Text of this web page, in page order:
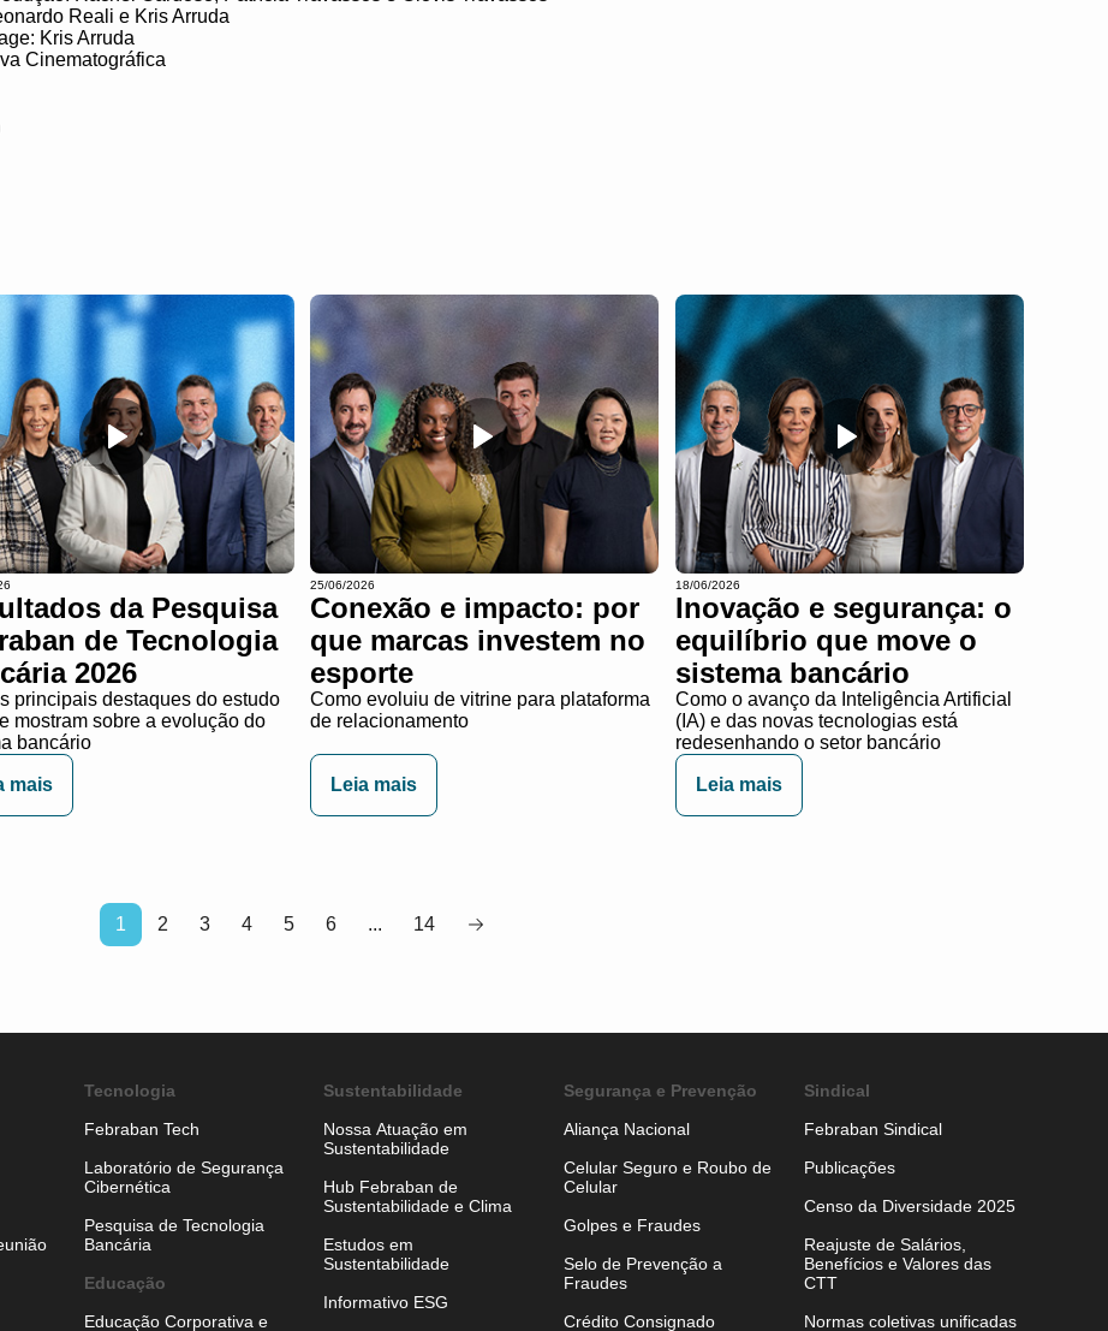
Reali e Kris Arruda
Kris Arruda
Cinematográfica
da Pesquisa
de Tecnologia
2026
principais destaques do estudo
mostram sobre a evolução do
bancário
mais
25/06/2026
Conexão e impacto: por
que marcas investem no
esporte
Como evoluiu de vitrine para plataforma
de relacionamento
Leia mais
18/06/2026
Inovação e segurança: o
equilíbrio que move o
sistema bancário
Como o avanço da Inteligência Artificial
(IA) e das novas tecnologias está
redesenhando o setor bancário
Leia mais
1 2 3 4 5 6 ... 14
Tecnologia
Febraban Tech
Laboratório de Segurança
Cibernética
Pesquisa de Tecnologia
Bancária
Educação
Educação Corporativa e
Sustentabilidade
Nossa Atuação em
Sustentabilidade
Hub Febraban de
Sustentabilidade e Clima
Estudos em
Sustentabilidade
Informativo ESG
Segurança e Prevenção
Aliança Nacional
Celular Seguro e Roubo de
Celular
Golpes e Fraudes
Selo de Prevenção a
Fraudes
Crédito Consignado
Sindical
Febraban Sindical
Publicações
Censo da Diversidade 2025
Reajuste de Salários,
Benefícios e Valores das
CTT
Normas coletivas unificadas